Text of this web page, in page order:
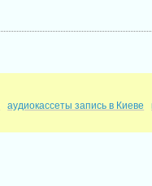
аудиокассеты запись в Киеве